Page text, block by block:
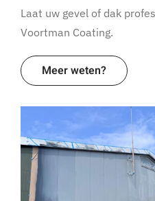
Laat uw gevel of dak
Voortman Coating.
Meer weten?